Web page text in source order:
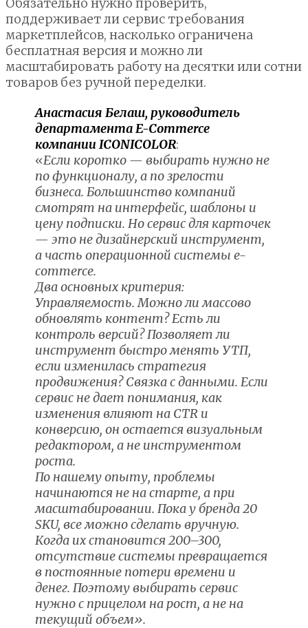
поддерживает ли сервис требования
маркетплейсов, насколько ограничена
бесплатная версия и можно ли
масштабировать работу на десятки или сотни
товаров без ручной переделки.
Анастасия Белаш, руководитель
департамента E-Commerce
компании ICONICOLOR:
«Если коротко — выбирать нужно не
по функционалу, а по зрелости
бизнеса. Большинство компаний
смотрят на интерфейс, шаблоны и
цену подписки. Но сервис для карточек
— это не дизайнерский инструмент,
а часть операционной системы e-
commerce.
Два основных критерия:
Управляемость. Можно ли массово
обновлять контент? Есть ли
контроль версий? Позволяет ли
инструмент быстро менять УТП,
если изменилась стратегия
продвижения?Связка с данными. Если
сервис не дает понимания, как
изменения влияют на CTR и
конверсию, он остается визуальным
редактором, а не инструментом
роста.
По нашему опыту, проблемы
начинаются не на старте, а при
масштабировании. Пока у бренда 20
SKU, все можно сделать вручную.
Когда их становится 200–300,
отсутствие системы превращается
в постоянные потери времени и
денег. Поэтому выбирать сервис
нужно с прицелом на рост, а не на
текущий объем».